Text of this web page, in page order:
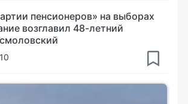
пенсионеров» на выборах
возглавил 48-летний